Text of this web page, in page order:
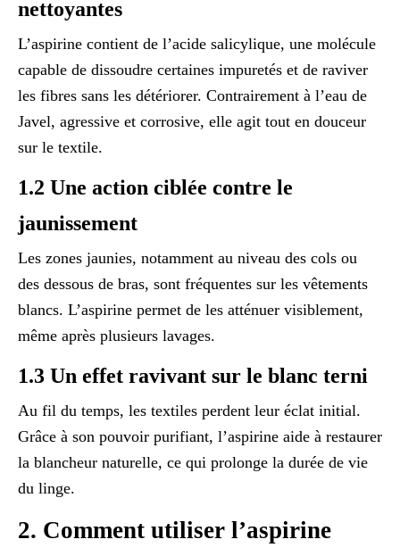
nettoyantes
L’aspirine contient de l’acide salicylique, une molécule
capable de dissoudre certaines impuretés et de raviver
les fibres sans les détériorer. Contrairement à l’eau de
Javel, agressive et corrosive, elle agit tout en douceur
sur le textile.
1.2 Une action ciblée contre le
jaunissement
Les zones jaunies, notamment au niveau des cols ou
des dessous de bras, sont fréquentes sur les vêtements
blancs. L’aspirine permet de les atténuer visiblement,
même après plusieurs lavages.
1.3 Un effet ravivant sur le blanc terni
Au fil du temps, les textiles perdent leur éclat initial.
Grâce à son pouvoir purifiant, l’aspirine aide à restaurer
la blancheur naturelle, ce qui prolonge la durée de vie
du linge.
2. Comment utiliser l’aspirine